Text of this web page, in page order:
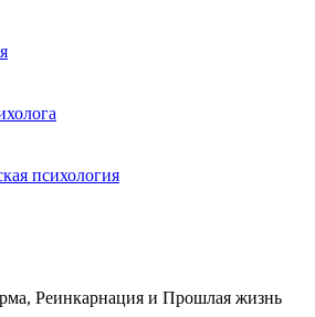
психология
Реинкарнация и Прошлая жизнь